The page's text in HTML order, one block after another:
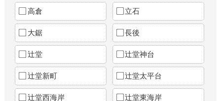
高倉 立石
大鋸 長後
辻堂 辻堂神台
辻堂新町 辻堂太平台
辻堂西海岸 辻堂東海岸